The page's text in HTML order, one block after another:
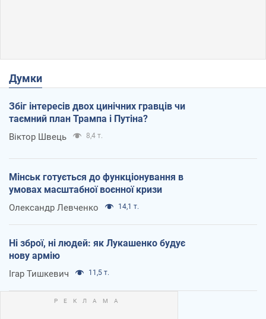
Думки
Збіг інтересів двох цинічних гравців чи
таємний план Трампа і Путіна?
Віктор Швець 8,4 т.
Мінськ готується до функціонування в
умовах масштабної воєнної кризи
Олександр Левченко 14,1 т.
Ні зброї, ні людей: як Лукашенко будує
нову армію
Ігар Тишкевич 11,5 т.